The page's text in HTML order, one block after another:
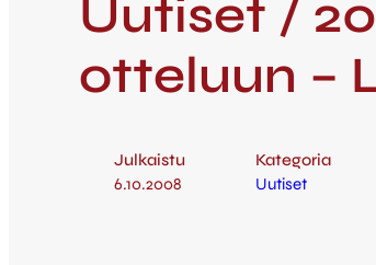
Uutiset /
otteluun –
Julkaistu
6.10.2008
Kategoria
Uutiset